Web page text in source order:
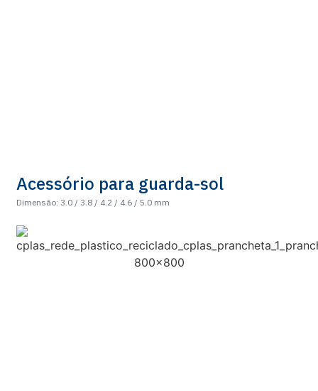
Acessório para guarda-sol
Dimensão: 3.0 / 3.8 / 4.2 / 4.6 / 5.0 mm